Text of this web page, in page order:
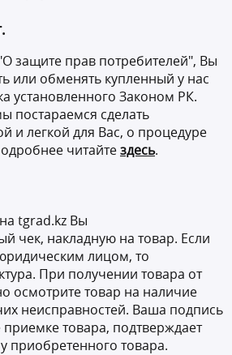
защите прав потребителей", Вы
или обменять купленный у нас
установленного Законом РК.
постараемся сделать
и легкой для Вас, о процедуре
читайтездесь.
tgrad.kz Вы
чек, накладную на товар. Если
лицом, то
При получении товара от
осмотрите товар на наличие
неисправностей. Ваша подпись
товара, подтверждает
приобретенного товара.